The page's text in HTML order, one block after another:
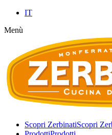
IT
Menù
Scopri ZerbinatiScopri